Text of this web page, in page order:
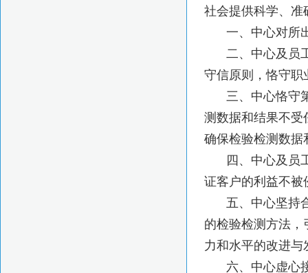
社会提供科学、准
一、中心对所
二、中心及员
守信原则，恪守职
三、中心恪守
测数据和结果不受
确保检验检测数据
四、中心及员
证客户的利益不被
五、中心坚持
的检验检测方法
力和水平的改进与
六、中心虚心